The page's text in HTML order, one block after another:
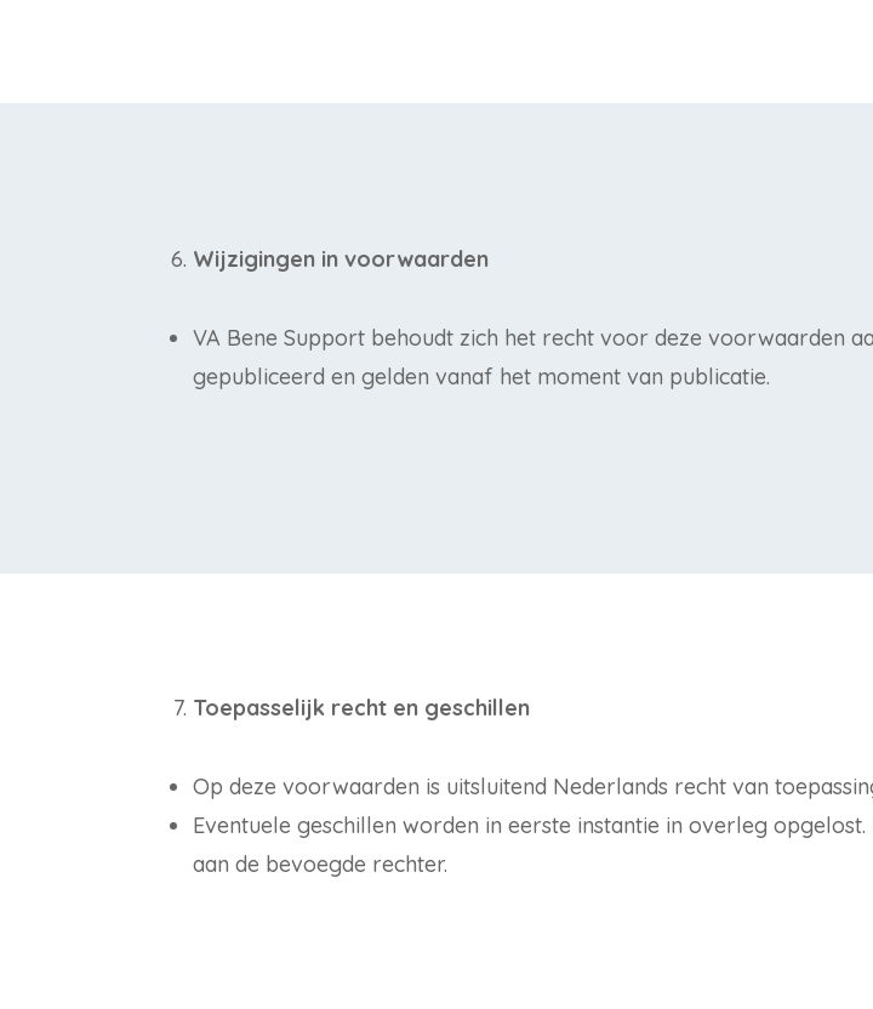
Wijzigingen in voorwaarden
VA Bene Support behoudt zich het recht voor deze voorwaarden
gepubliceerd en gelden vanaf het moment van publicatie.
Toepasselijk recht en geschillen
Op deze voorwaarden is uitsluitend Nederlands recht van
Eventuele geschillen worden in eerste instantie in overleg
aan de bevoegde rechter.